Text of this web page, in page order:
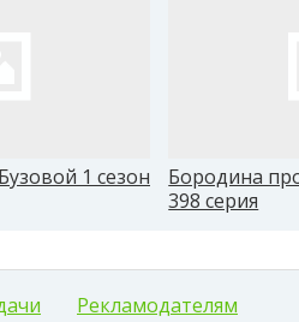
1 сезон
Бородина
398 серия
Рекламодателям